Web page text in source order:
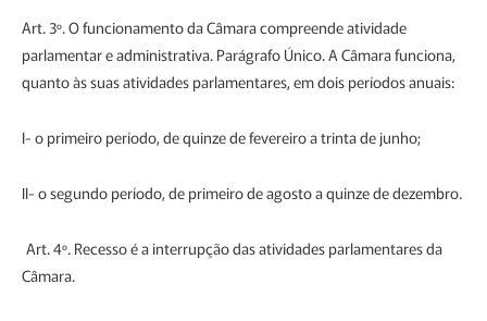
Art. 3º. O funcionamento da Câmara compreende atividade
parlamentar e administrativa. Parágrafo Único. A Câmara funciona,
quanto às suas atividades parlamentares, em dois períodos anuais:
I- o primeiro período, de quinze de fevereiro a trinta de junho;
II- o segundo período, de primeiro de agosto a quinze de dezembro.
Art. 4º. Recesso é a interrupção das atividades parlamentares da
Câmara.